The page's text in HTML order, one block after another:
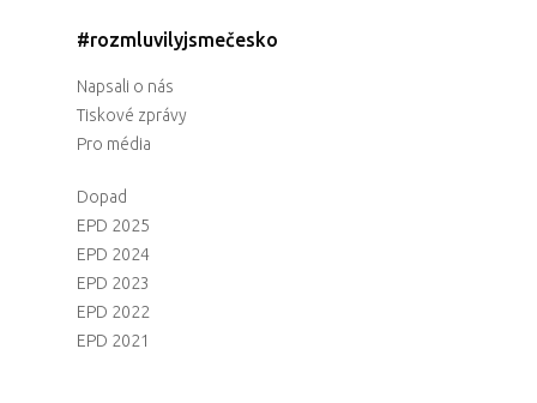
#rozmluvilyjsmečesko
Napsali o nás
Tiskové zprávy
Pro média
Dopad
EPD 2025
EPD 2024
EPD 2023
EPD 2022
EPD 2021